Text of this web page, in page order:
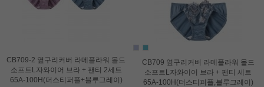
CB709-2 옆구리커버 라메플라워 몰드
소프트L자와이어 브라 + 팬티 2세트
65A-100H(더스티퍼플+블루그레이)
CB709 옆구리커버 라메플라워 몰드
소프트L자와이어 브라 + 팬티 세트
65A-100H(더스티퍼플,블루그레이)